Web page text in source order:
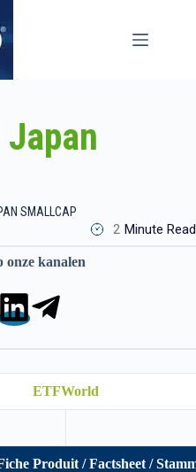
SMALLCAP
2 Minute Read
onze kanalen
ETFWorld
Produit / Factsheet /